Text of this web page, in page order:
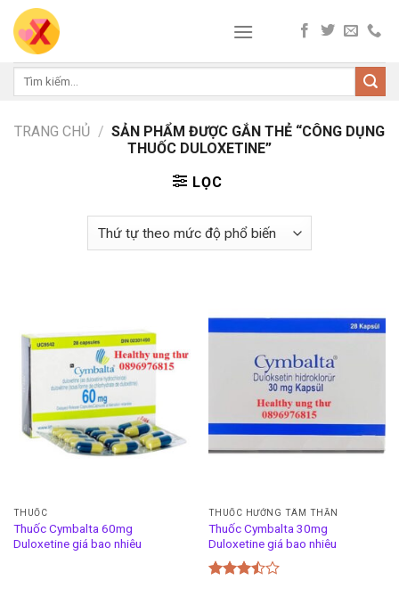
Skip
content
Tìm
TRANG CHỦ / SẢN PHẨM ĐƯỢC GẮN THẺ “CÔNG DỤNG
THUỐC DULOXETINE”
LỌC
THUỐC
Thuốc Cymbalta 60mg
Duloxetine giá bao nhiêu
THUỐC HƯỚNG TÂM THẦN
Thuốc Cymbalta 30mg
Duloxetine giá bao nhiêu